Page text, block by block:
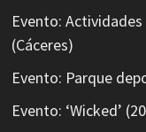
Evento:
(Cáceres)
Evento: Parque
Evento: ‘Wicked’